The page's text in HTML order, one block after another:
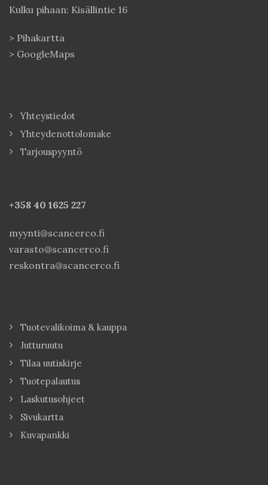
Kulku pihaan: Kisällintie 16
> Pihakartta
> GoogleMaps
Yhteystiedot
Yhteydenottolomake
Tarjouspyyntö
+358 40 1625 227
myynti@scancerco.fi
varasto@scancerco.fi
reskontra@scancerco.fi
Tuotevalikoima & kauppa
Jutturuutu
Tilaa uutiskirje
Tuotepalautus
Laskutusohjeet
Sivukartta
Kuvapankki